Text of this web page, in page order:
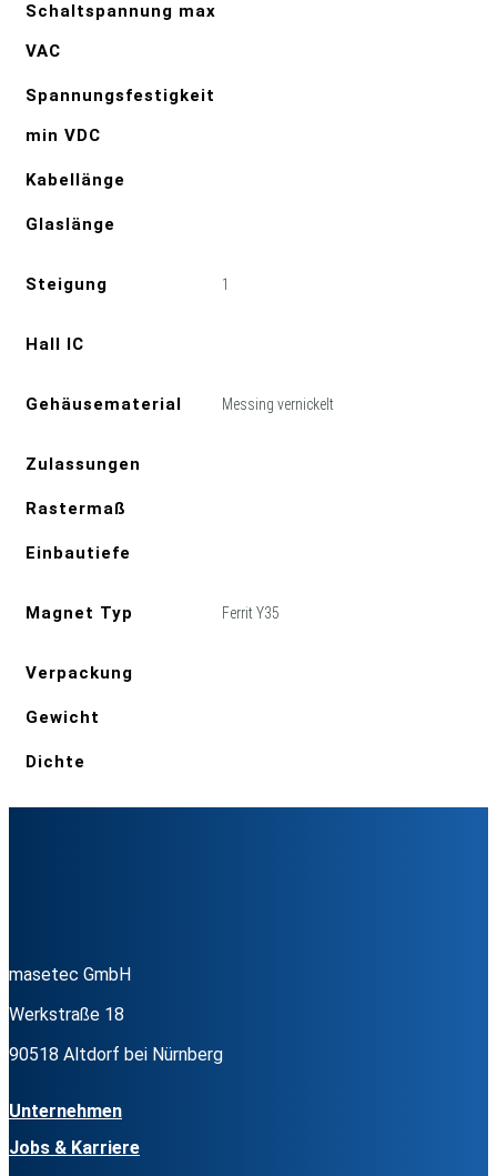
Schaltspannung max
VAC
Spannungsfestigkeit
min VDC
Kabellänge
Glaslänge
Steigung 1
Hall IC
Gehäusematerial Messing vernickelt
Zulassungen
Rastermaß
Einbautiefe
Magnet Typ Ferrit Y35
Verpackung
Gewicht
Dichte
masetec GmbH
Werkstraße 18
90518 Altdorf bei Nürnberg
Unternehmen
Jobs & Karriere